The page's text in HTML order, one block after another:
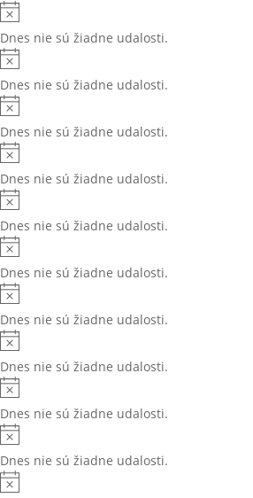
Dnes nie sú žiadne udalosti.
Dnes nie sú žiadne udalosti.
Dnes nie sú žiadne udalosti.
Dnes nie sú žiadne udalosti.
Dnes nie sú žiadne udalosti.
Dnes nie sú žiadne udalosti.
Dnes nie sú žiadne udalosti.
Dnes nie sú žiadne udalosti.
Dnes nie sú žiadne udalosti.
Dnes nie sú žiadne udalosti.